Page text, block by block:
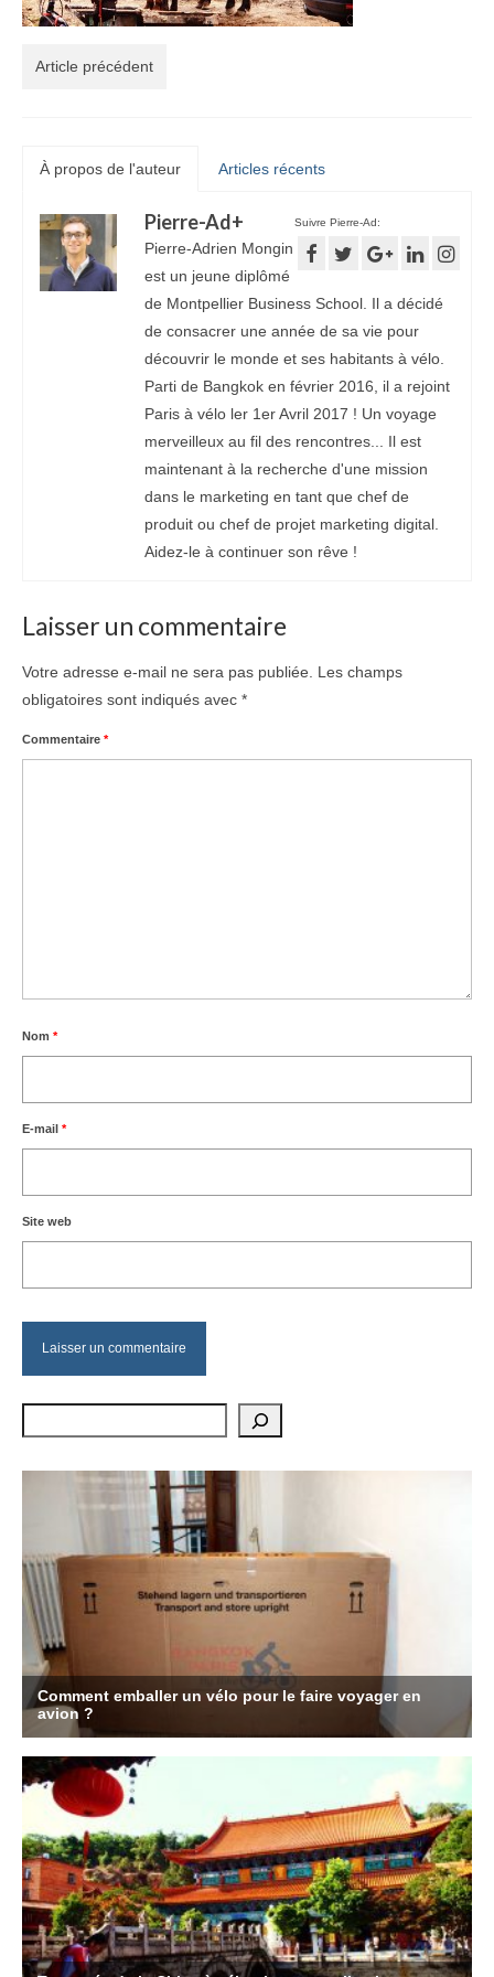
Article précédent
À propos de l'auteur Articles récents
Suivre Pierre-Ad:
Pierre-Ad+
Pierre-Adrien Mongin
est un jeune diplômé
de Montpellier Business School. Il a décidé
de consacrer une année de sa vie pour
découvrir le monde et ses habitants à vélo.
Parti de Bangkok en février 2016, il a rejoint
Paris à vélo ler 1er Avril 2017 ! Un voyage
merveilleux au fil des rencontres... Il est
maintenant à la recherche d'une mission
dans le marketing en tant que chef de
produit ou chef de projet marketing digital.
Aidez-le à continuer son rêve !
Laisser un commentaire
Votre adresse e-mail ne sera pas publiée.
Les champs
obligatoires sont indiqués avec *
Commentaire *
Nom *
E-mail *
Site web